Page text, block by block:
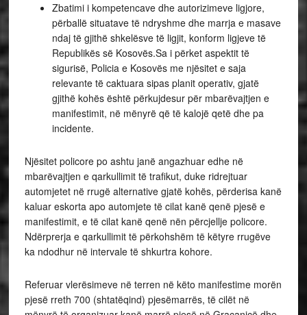
Zbatimi i kompetencave dhe autorizimeve ligjore,
përballë situatave të ndryshme dhe marrja e masave
ndaj të gjithë shkelësve të ligjit, konform ligjeve të
Republikës së Kosovës.Sa i përket aspektit të
sigurisë, Policia e Kosovës me njësitet e saja
relevante të caktuara sipas planit operativ, gjatë
gjithë kohës është përkujdesur për mbarëvajtjen e
manifestimit, në mënyrë që të kalojë qetë dhe pa
incidente.
Njësitet policore po ashtu janë angazhuar edhe në
mbarëvajtjen e qarkullimit të trafikut, duke ridrejtuar
automjetet në rrugë alternative gjatë kohës, përderisa kanë
kaluar eskorta apo automjete të cilat kanë qenë pjesë e
manifestimit, e të cilat kanë qenë nën përcjellje policore.
Ndërprerja e qarkullimit të përkohshëm të këtyre rrugëve
ka ndodhur në intervale të shkurtra kohore.
Referuar vlerësimeve në terren në këto manifestime morën
pjesë rreth 700 (shtatëqind) pjesëmarrës, të cilët në